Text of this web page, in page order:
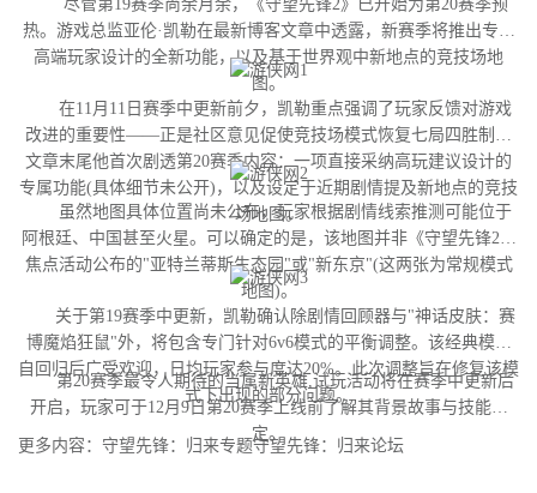
尽管第19赛季尚余月余，《守望先锋2》已开始为第20赛季预
热。游戏总监亚伦·凯勒在最新博客文章中透露，新赛季将推出专为
高端玩家设计的全新功能，以及基于世界观中新地点的竞技场地
图。
在11月11日赛季中更新前夕，凯勒重点强调了玩家反馈对游戏
改进的重要性——正是社区意见促使竞技场模式恢复七局四胜制。
文章末尾他首次剧透第20赛季内容：一项直接采纳高玩建议设计的
专属功能(具体细节未公开)，以及设定于近期剧情提及新地点的竞技
场地图。
虽然地图具体位置尚未公布，玩家根据剧情线索推测可能位于
阿根廷、中国甚至火星。可以确定的是，该地图并非《守望先锋2》
焦点活动公布的"亚特兰蒂斯生态园"或"新东京"(这两张为常规模式
地图)。
关于第19赛季中更新，凯勒确认除剧情回顾器与"神话皮肤：赛
博魔焰狂鼠"外，将包含专门针对6v6模式的平衡调整。该经典模式
自回归后广受欢迎，日均玩家参与度达20%。此次调整旨在修复该模
式下出现的部分问题。
第20赛季最令人期待的当属新英雄,试玩活动将在赛季中更新后
开启，玩家可于12月9日第20赛季上线前了解其背景故事与技能设
定。
更多内容：守望先锋：归来专题守望先锋：归来论坛